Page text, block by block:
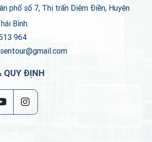
phố số 7, Thị trấn Diêm Điền, Huyện
Bình.
964
QUY ĐỊNH